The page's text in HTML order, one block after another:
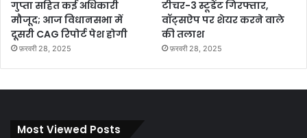
गुप्ता सहित कई अधिकारी
मौजूद; आज विधानसभा में
दूसरी CAG रिपोर्ट पेश होगी
फ़रवरी 28, 2025
टीचर-3 स्टूडेंट गिरफ्तार,
वॉट्सऐप पर शेयर करने वाले
की तलाश
फ़रवरी 28, 2025
Most Viewed Posts